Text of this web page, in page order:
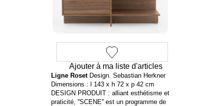
Ajouter à ma liste d'articles
Ligne RosetDesign. Sebastian Herkner
Dimensions : l 143 x h 72 x p 42 cm
DESIGN PRODUIT : alliant esthétisme et
praticité, ''SCENE'' est un programme de